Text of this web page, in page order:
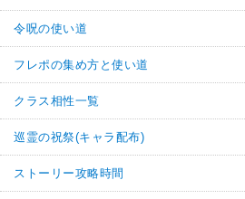
令呪の使い道
フレポの集め方と使い道
クラス相性一覧
巡霊の祝祭(キャラ配布)
ストーリー攻略時間